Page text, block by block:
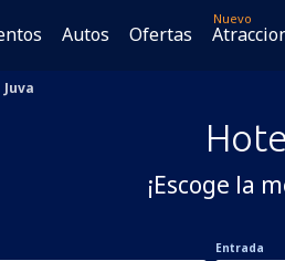
Autos Ofertas
Nuevo
Juva
¡Escoge la
Entrada